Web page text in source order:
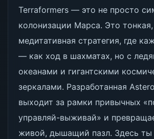
Terraformers — это не просто
колонизации Марса. Это
медитативная стратегия, где
— как ход в шахматах, но с
океанами и гигантскими
зеркалами. Разработанная
выходит за рамки привычных
управляй-выживай» и
живой, дышащий пазл. Здесь